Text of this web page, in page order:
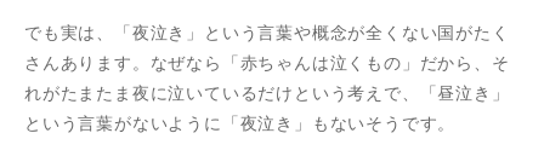
でも実は、「夜泣き」という言葉や概念が全くない国がたく
さんあります。なぜなら「赤ちゃんは泣くもの」だから、そ
れがたまたま夜に泣いているだけという考えで、「昼泣き」
という言葉がないように「夜泣き」もないそうです。